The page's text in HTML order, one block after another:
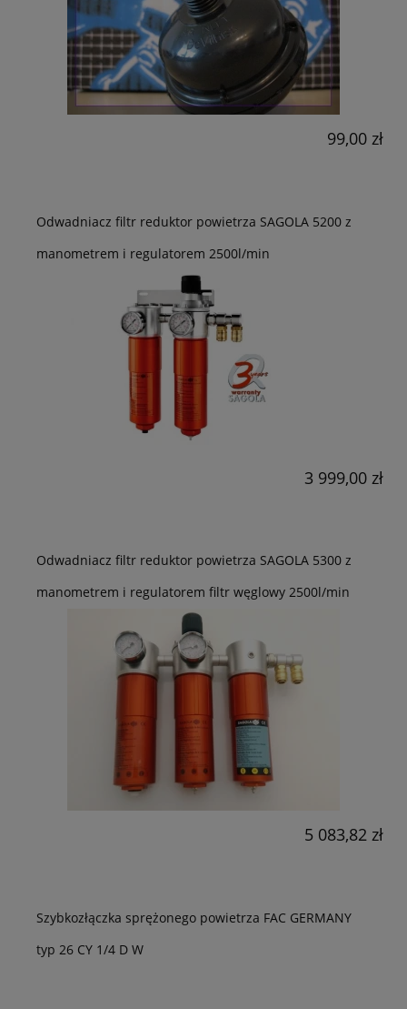
99,00 zł
Odwadniacz filtr reduktor powietrza SAGOLA 5200 z
manometrem i regulatorem 2500l/min
3 999,00 zł
Odwadniacz filtr reduktor powietrza SAGOLA 5300 z
manometrem i regulatorem filtr węglowy 2500l/min
5 083,82 zł
Szybkozłączka sprężonego powietrza FAC GERMANY
typ 26 CY 1/4 D W